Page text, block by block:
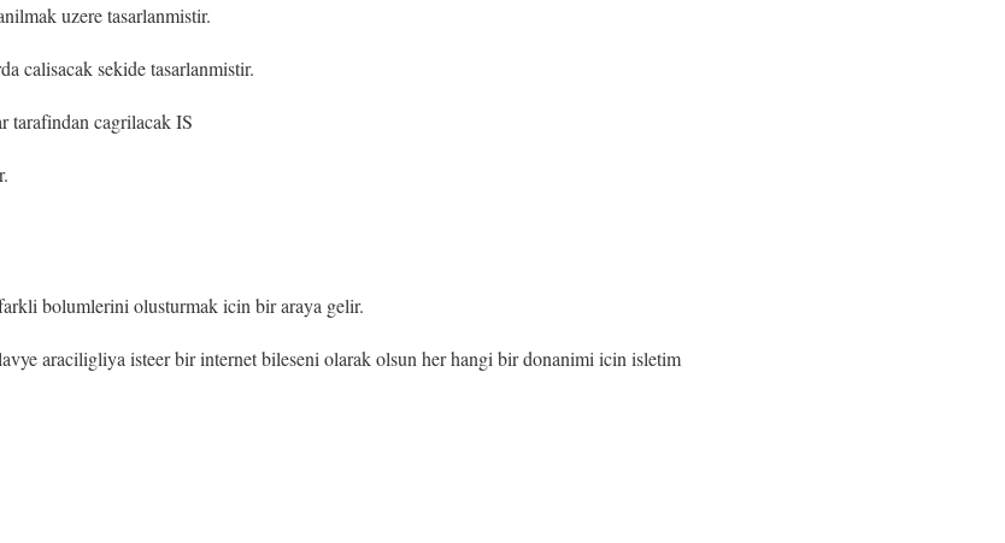
uzere tasarlanmistir.
calisacak sekide tasarlanmistir.
tarafindan cagrilacak IS
bolumlerini olusturmak icin bir araya gelir.
araciligliya isteer bir internet bileseni olarak olsun her hangi bir donanimi icin isletim